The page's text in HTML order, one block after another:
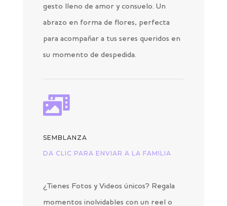
gesto lleno de amor y consuelo. Un
abrazo en forma de flores, perfecta
para acompañar a tus seres queridos en
su momento de despedida.

SEMBLANZA
DA CLIC PARA ENVIAR A LA FAMILIA
¿Tienes Fotos y Videos únicos? Regala
momentos inolvidables con un reel o